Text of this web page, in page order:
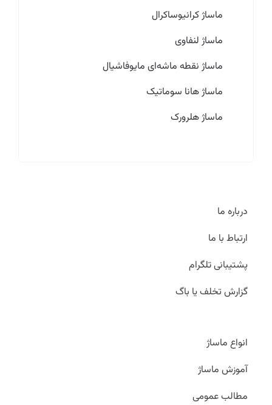
ماساژ کرانیوساکرال
ماساژ لنفاوی
ماساژ نقطه ماشه‌ای مایوفاشیال
ماساژ هانا سوماتیک
ماساژ هلرورک
درباره ما
ارتباط با ما
پشتیبانی تلگرام
گزارش تخلف یا باگ
انواع ماساژ
آموزش ماساژ
مطالب عمومی